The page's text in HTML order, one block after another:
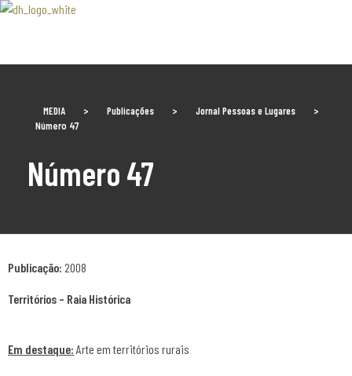
MEDIA > Publicações > Jornal Pessoas e Lugares
>
Número 47
Número 47
Publicação: 2008
Territórios – Raia Histórica
Em destaque: Arte em territórios rurais